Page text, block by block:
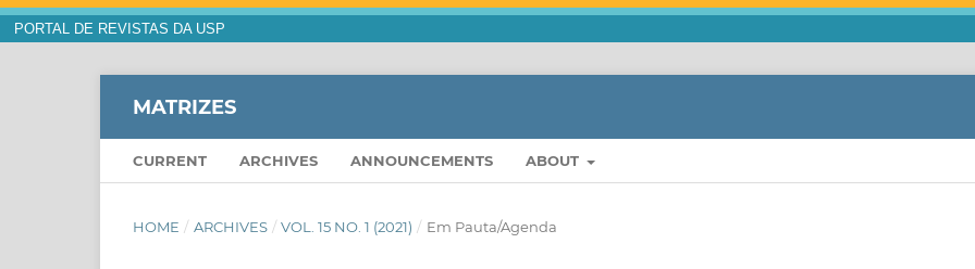
PORTAL DE REVISTAS DA USP
MATRIZES
CURRENT ARCHIVES ANNOUNCEMENTS ABOUT
HOME / ARCHIVES / VOL. 15 NO. 1 (2021) / Em Pauta/Agenda